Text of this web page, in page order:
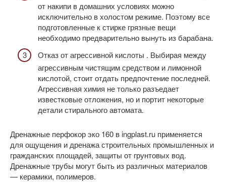
от накипи в домашних условиях можно
исключительно в холостом режиме. Поэтому все
подготовленные к стирке грязные вещи
необходимо предварительно вынуть из барабана.
Отказ от агрессивной кислоты . Выбирая между
агрессивным чистящим средством и лимонной
кислотой, стоит отдать предпочтение последней.
Агрессивная химия не только разъедает
известковые отложения, но и портит некоторые
детали стирального автомата.
Дренажные перфокор эко 160 в ingplast.ru применяется
для ощущения и дренажа строительных промышленных и
гражданских площадей, защиты от грунтовых вод.
Дренажные трубы могут быть из различных материалов
— керамики, полимеров.